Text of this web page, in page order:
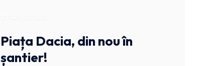
Piața Dacia, din nou în
șantier!